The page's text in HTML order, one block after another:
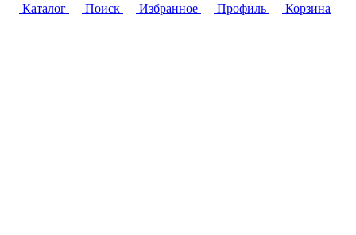
Каталог
Поиск Избранное Профиль Корзина